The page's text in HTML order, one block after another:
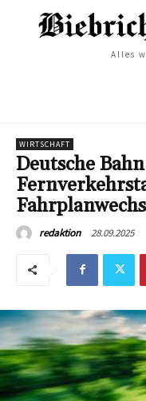
Alles
WIRTSCHAFT
Deutsche
redaktion 28.09.2025